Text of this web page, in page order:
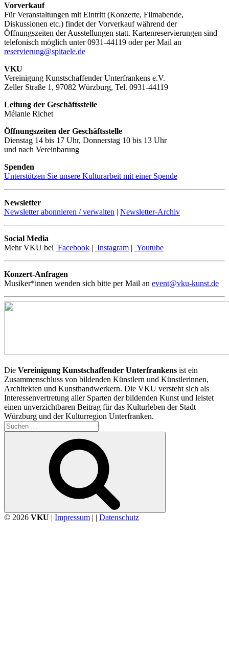
Vorverkauf
Für Veranstaltungen mit Eintritt (Konzerte, Filmabende,
Diskussionen etc.) findet der Vorverkauf während der
Öffnungszeiten der Ausstellungen statt. Kartenreservierungen sind
telefonisch möglich unter 0931-44119 oder per Mail an
reservierung@spitaele.de
VKU
Vereinigung Kunstschaffender Unterfrankens e.V.
Zeller Straße 1, 97082 Würzburg, Tel. 0931-44119
Leitung der Geschäftsstelle
Mélanie Richet
Öffnungszeiten der Geschäftsstelle
Dienstag 14 bis 17 Uhr, Donnerstag 10 bis 13 Uhr
und nach Vereinbarung
Spenden
Unterstützen Sie unsere Kulturarbeit mit einer Spende
Newsletter
Newsletter abonnieren / verwalten | Newsletter-Archiv
Social Media
Mehr VKU bei Facebook | Instagram | Youtube
Konzert-Anfragen
Musiker*innen wenden sich bitte per Mail an event@vku-kunst.de
Die Vereinigung Kunstschaffender Unterfrankens ist ein
Zusammenschluss von bildenden Künstlern und Künstlerinnen,
Architekten und Kunsthandwerkern. Die VKU versteht sich als
Interessenvertretung aller Sparten der bildenden Kunst und leistet
einen unverzichtbaren Beitrag für das Kulturleben der Stadt
Würzburg und der Kulturregion Unterfranken.
Suchen
nach:
© 2026 VKU | Impressum | | Datenschutz